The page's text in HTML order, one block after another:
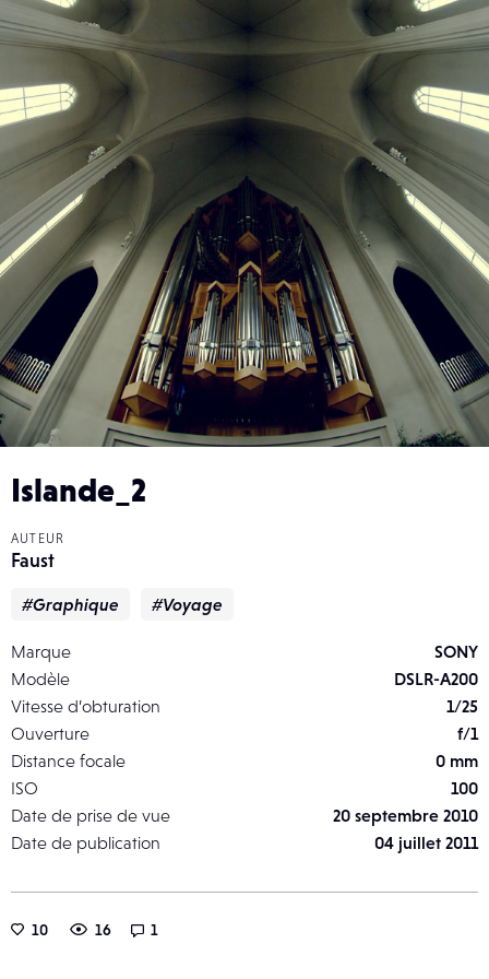
Islande_2
AUTEUR
Faust
#Graphique #Voyage
Marque
SONY
Modèle
DSLR-A200
Vitesse d’obturation
1/25
Ouverture
f/1
Distance focale
0 mm
ISO
100
Date de prise de vue
20 septembre 2010
Date de publication
04 juillet 2011
10 16 1